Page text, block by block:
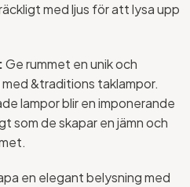
med ljus för att lysa upp
Ge rummet en unik och
&traditions taklampor.
lampor blir en imponerande
som de skapar en jämn och
en elegant belysning med